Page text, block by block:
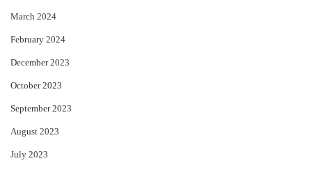
March 2024
February 2024
December 2023
October 2023
September 2023
August 2023
July 2023